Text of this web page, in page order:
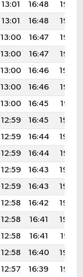
13:01 16:48
19:58
13:01 16:48
19:57
13:00 16:47
19:56
13:00 16:47
19:55
13:00 16:46
19:54
13:00 16:46
19:53
13:00 16:45
19:51
12:59 16:45
19:50
12:59 16:44
19:49
12:59 16:44
19:47
12:59 16:43
19:46
12:59 16:43
19:45
12:58 16:42
19:43
12:58 16:41
19:42
12:58 16:41
19:41
12:58 16:40
19:39
12:57 16:39 19:38